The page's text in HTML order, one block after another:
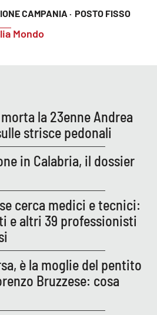
CAMPANIA · POSTO FISSO
Mondo
la 23enne Andrea
strisce pedonali
in Calabria, il dossier
cerca medici e tecnici:
e altri 39 professionisti
è la moglie del pentito
Bruzzese: cosa